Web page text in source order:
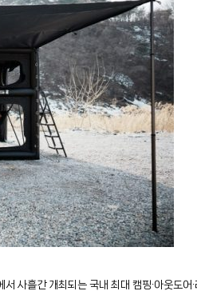
흘간 개최되는 국내 최대 캠핑∙아웃도어∙